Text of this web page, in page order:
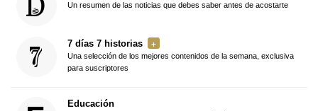
Un resumen de las noticias que debes saber antes de acostarte
7 días 7 historias
Una selección de los mejores contenidos de la semana, exclusiva
para suscriptores
Educación